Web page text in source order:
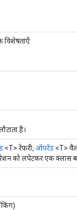
विशेषताएँ
है।
<T> रेफरी, ऑपरेंड <T>
को लपेटकर एक क्लास